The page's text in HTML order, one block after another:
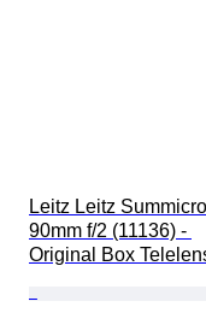
Leitz Leitz
90mm f/2 (11136) -
Original Box